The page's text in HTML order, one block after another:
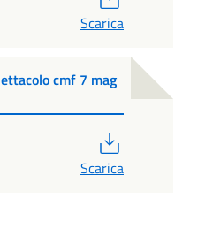
Scarica
cmf 7 mag
Scarica